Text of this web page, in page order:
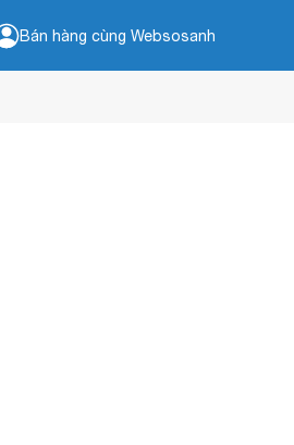
Bán hàng cùng Websosanh